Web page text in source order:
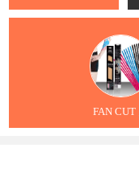
FAN CUT